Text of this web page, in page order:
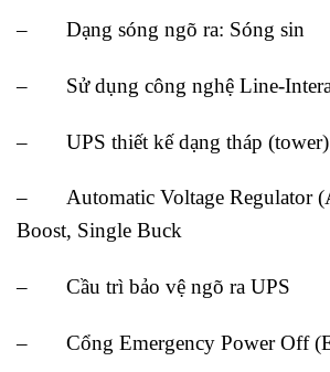
– Dạng sóng ngõ ra: Sóng sin
– Sử dụng công nghệ Line-
– UPS thiết kế dạng tháp (tower)
– Automatic Voltage Regulator
Boost, Single Buck
– Cầu trì bảo vệ ngõ ra UPS
– Cổng Emergency Power Off